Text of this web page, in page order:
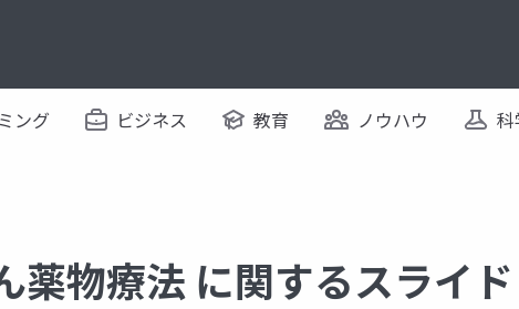
ング ビジネス 教育 ノウハウ 科
薬物療法 に関するスライド